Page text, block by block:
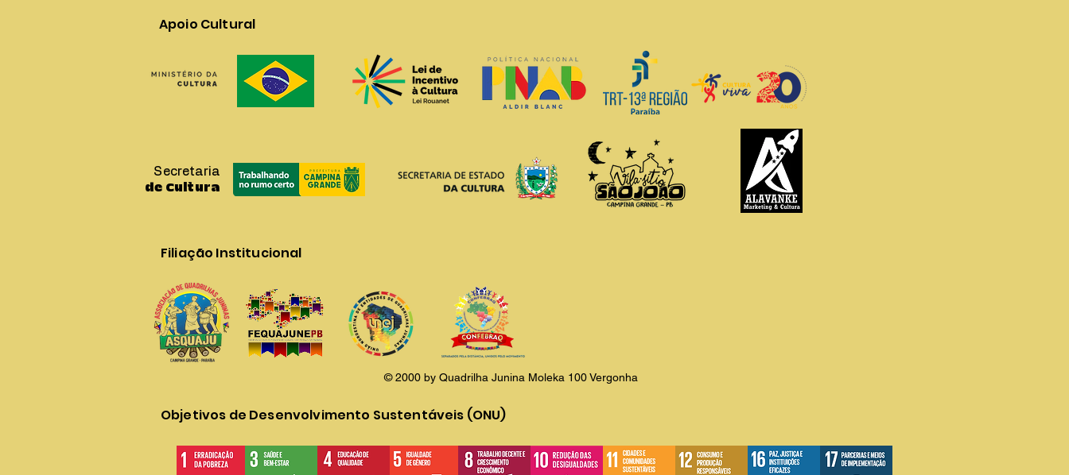
Apoio Cultural
de Cultura
Secretaria
Filiação Institucional
© 2000 by Quadrilha Junina Moleka 100 Vergonha
Objetivos de Desenvolvimento Sustentáveis (ONU)